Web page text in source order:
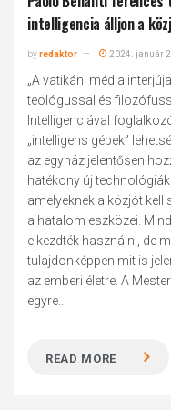
intelligencia álljon a
byredaktor 2024. január
„A vatikáni média
teológussal és
Intelligenciával
„intelligens gépek”
az egyház jelentősen
hatékony új
amelyeknek a közjót kell
a hatalom eszközei.
elkezdték használni, de
tulajdonképpen mit is
az emberi életre. A
egyre...
READ MORE